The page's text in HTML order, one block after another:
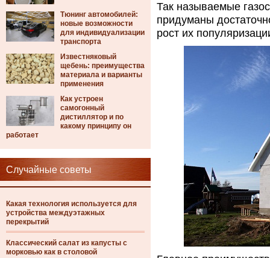
Тюнинг автомобилей:
новые возможности
для индивидуализации
транспорта
Известняковый
щебень: преимущества
материала и варианты
применения
Как устроен
самогонный
дистиллятор и по
какому принципу он
работает
Случайные советы
Какая технология используется для
устройства междуэтажных
перекрытий
Классический салат из капусты с
морковью как в столовой
Так называемые
придуманы
рост их